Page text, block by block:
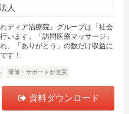
人
ディア治療院』グループは「社会
います。「訪問医療マッサージ」
、「ありがとう」の数だけ収益に
す！
研修・サポートが充実
資料ダウンロード